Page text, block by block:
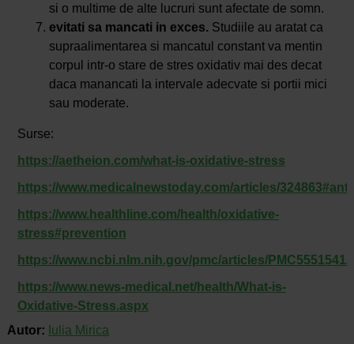
si o multime de alte lucruri sunt afectate de somn.
evitati sa mancati in exces. Studiile au aratat ca
supraalimentarea si mancatul constant va mentin
corpul intr-o stare de stres oxidativ mai des decat
daca manancati la intervale adecvate si portii mici
sau moderate.
Surse:
https://aetheion.com/what-is-oxidative-stress
https://www.medicalnewstoday.com/articles/
https://www.healthline.com/health/oxidative-
stress#prevention
https://www.ncbi.nlm.nih.gov/pmc/articles/PMC5551541/
https://www.news-medical.net/health/What-is-
Oxidative-Stress.aspx
Autor: Iulia Mirica